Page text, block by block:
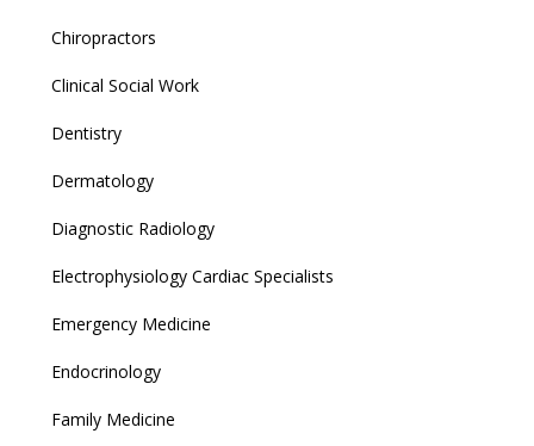
Chiropractors
Clinical Social Work
Dentistry
Dermatology
Diagnostic Radiology
Electrophysiology Cardiac Specialists
Emergency Medicine
Endocrinology
Family Medicine